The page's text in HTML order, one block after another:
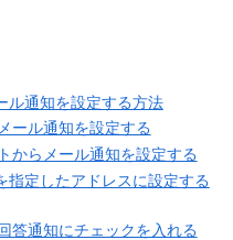
ル通知を設定する方法
ール通知を設定する
からメール通知を設定する
指定したアドレスに設定する
答通知にチェックを入れる